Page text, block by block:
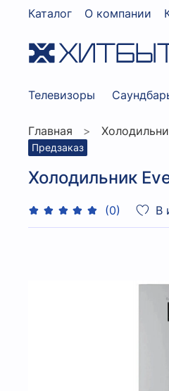
Каталог О компании
Телевизоры
Главная
Предзаказ
Холодильник
(0) В